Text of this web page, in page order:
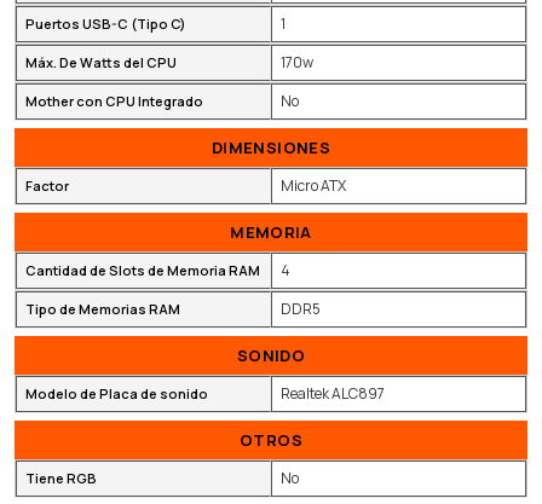
Puertos USB-C (Tipo C) 1
Máx. De Watts del CPU 170w
Mother con CPU Integrado No
DIMENSIONES
Factor Micro ATX
MEMORIA
Cantidad de Slots de Memoria RAM 4
Tipo de Memorias RAM DDR5
SONIDO
Modelo de Placa de sonido Realtek ALC897
OTROS
Tiene RGB No